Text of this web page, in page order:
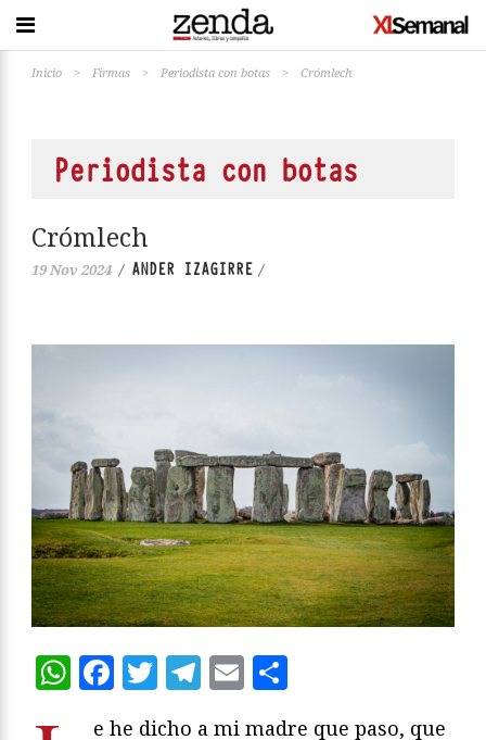
Inicio > Firmas > Periodista con botas > Crómlech
Periodista con botas
Crómlech
19 Nov 2024 / ANDER IZAGIRRE /
WhatsApp
Facebook
Twitter
Telegram
Email
e he dicho a mi madre que paso, que